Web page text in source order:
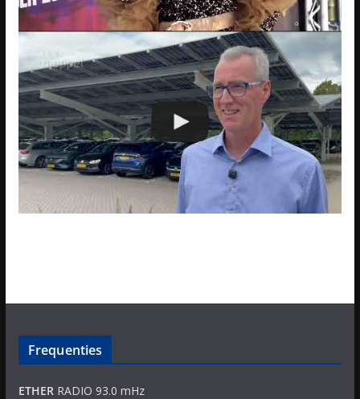
Frequenties
ETHERRADIO 93.0 mHz